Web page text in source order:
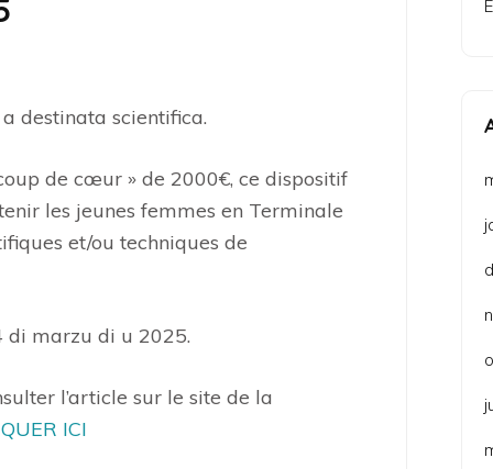
destinata scientifica.
de cœur » de 2000€, ce dispositif
les jeunes femmes en Terminale
et/ou techniques de
di marzu di u 2025.
l’article sur le site de la
ICI